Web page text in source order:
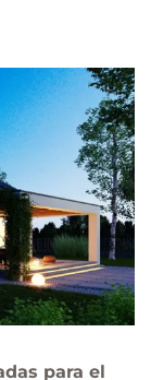
para el